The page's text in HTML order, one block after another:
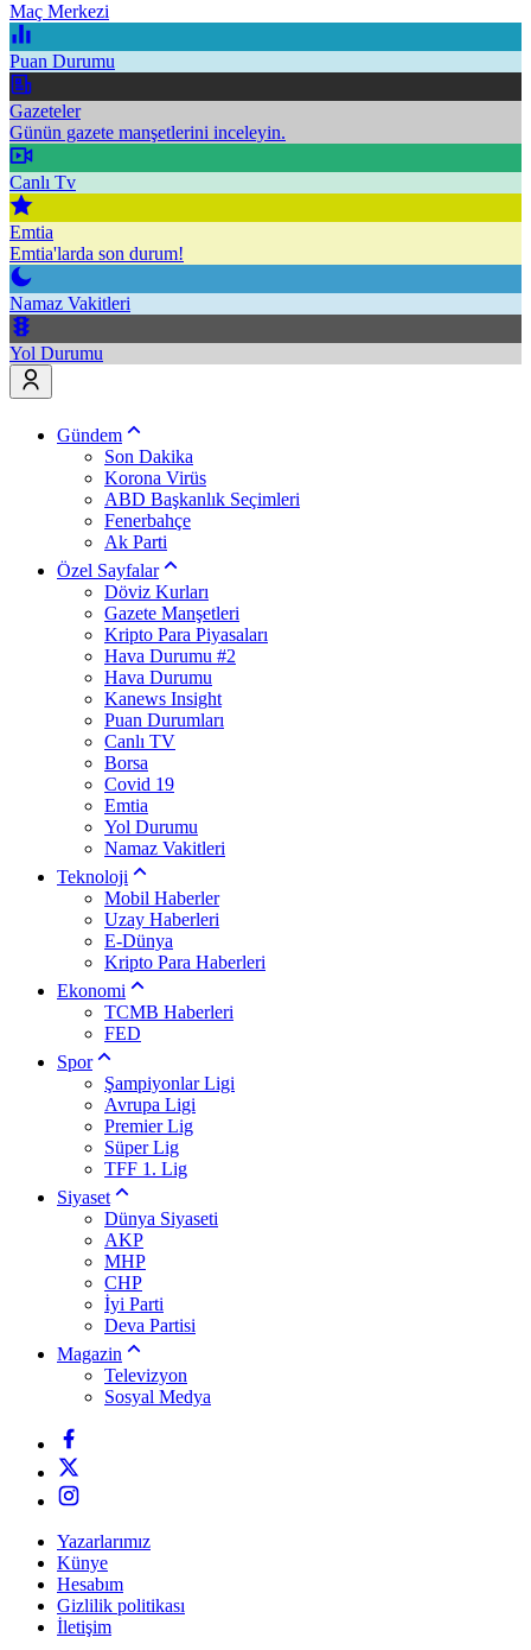
Maç Merkezi
Puan Durumu
Gazeteler
Günün gazete manşetlerini inceleyin.
Canlı Tv
Emtia
Emtia'larda son durum!
Namaz Vakitleri
Yol Durumu
Gündem
Son Dakika
Korona Virüs
ABD Başkanlık Seçimleri
Fenerbahçe
Ak Parti
Özel Sayfalar
Döviz Kurları
Gazete Manşetleri
Kripto Para Piyasaları
Hava Durumu #2
Hava Durumu
Kanews Insight
Puan Durumları
Canlı TV
Borsa
Covid 19
Emtia
Yol Durumu
Namaz Vakitleri
Teknoloji
Mobil Haberler
Uzay Haberleri
E-Dünya
Kripto Para Haberleri
Ekonomi
TCMB Haberleri
FED
Spor
Şampiyonlar Ligi
Avrupa Ligi
Premier Lig
Süper Lig
TFF 1. Lig
Siyaset
Dünya Siyaseti
AKP
MHP
CHP
İyi Parti
Deva Partisi
Magazin
Televizyon
Sosyal Medya
Yazarlarımız
Künye
Hesabım
Gizlilik politikası
İletişim